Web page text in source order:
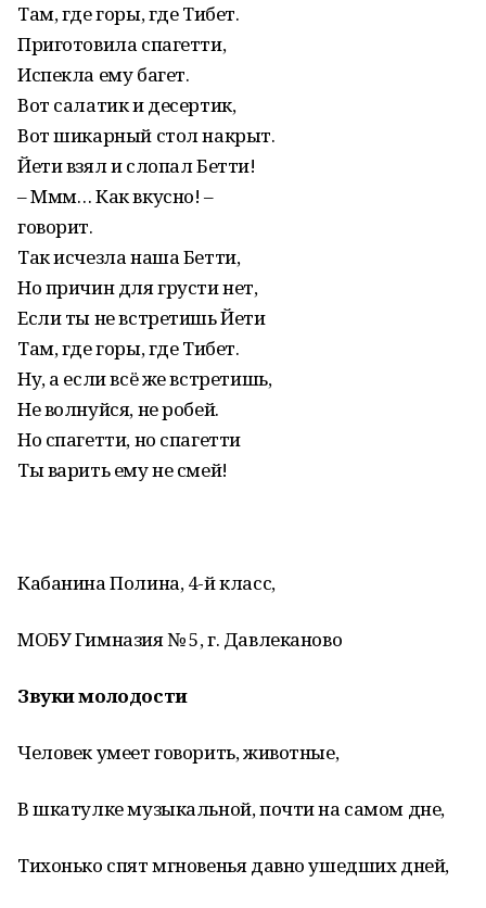
Там, где горы, где Тибет.
Приготовила спагетти,
Испекла ему багет.
Вот салатик и десертик,
Вот шикарный стол накрыт.
Йети взял и слопал Бетти!
– Ммм… Как вкусно! –
говорит.
Так исчезла наша Бетти,
Но причин для грусти нет,
Если ты не встретишь Йети
Там, где горы, где Тибет.
Ну, а если всё же встретишь,
Не волнуйся, не робей.
Но спагетти, но спагетти
Ты варить ему не смей!
Кабанина Полина, 4-й класс,
МОБУ Гимназия № 5, г. Давлеканово
Звуки молодости
Человек умеет говорить, животные,
В шкатулке музыкальной, почти на самом дне,
Тихонько спят мгновенья давно ушедших дней,